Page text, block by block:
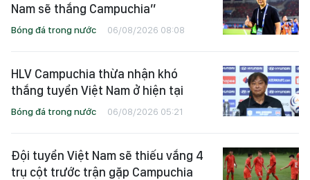
Nam sẽ thắng Campuchia”
Bóng đá trong nước 06/08/2026 08:08
HLV Campuchia thừa nhận khó
thắng tuyển Việt Nam ở hiện tại
Bóng đá trong nước 06/08/2026 05:21
Đội tuyển Việt Nam sẽ thiếu vắng 4
trụ cột trước trận gặp Campuchia